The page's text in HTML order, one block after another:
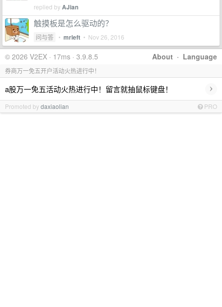
replied byAJian
触摸板是怎么驱动的？
问与答 • mrleft • Nov 26, 2016
About · Language
© 2026 V2EX · 17ms · 3.9.8.5
券商万一免五开户活动火热进行中！
a股万一免五活动火热进行中！留言就抽鼠标键盘！ ›
Promoted bydaxiaolian PRO